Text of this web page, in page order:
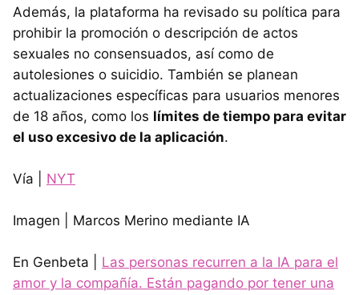
Además, la plataforma ha revisado su política para
prohibir la promoción o descripción de actos
sexuales no consensuados, así como de
autolesiones o suicidio. También se planean
actualizaciones específicas para usuarios menores
de 18 años, como los límites de tiempo para evitar
el uso excesivo de la aplicación.
Vía | NYT
Imagen | Marcos Merino mediante IA
En Genbeta | Las personas recurren a la IA para el
amor y la compañía. Están pagando por tener una